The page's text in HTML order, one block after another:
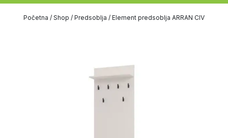
Početna / Shop / Predsoblja / Element predsoblja ARRAN CIV